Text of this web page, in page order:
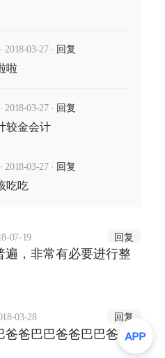
· 2018-03-27 · 回复
啦
· 2018-03-27 · 回复
较金会计
· 2018-03-27 · 回复
吃吃
07-19 回复
遍，非常有必要进行整
03-28 回复
爸爸巴巴爸爸巴巴爸爸